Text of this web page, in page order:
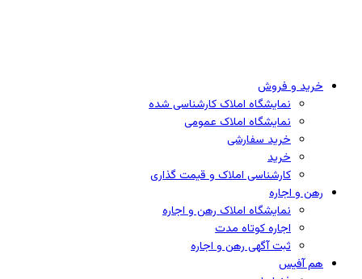
خرید و فروش
نمایشگاه املاک کارشناسی شده
نمایشگاه املاک عمومی
خرید سفارشی
خرید
کارشناسی املاک و قیمت گذاری
رهن و اجاره
نمایشگاه املاک رهن و اجاره
اجاره کوتاه مدت
ثبت آگهی رهن و اجاره
هم آفیس